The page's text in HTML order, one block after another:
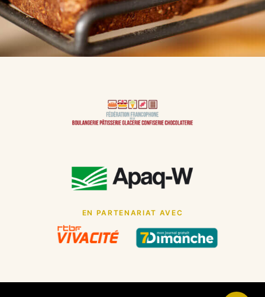
EN PARTENARIAT AVEC